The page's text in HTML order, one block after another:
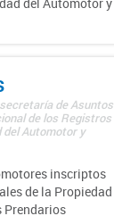
de Asuntos
de los Registros
del Automotor y
inscriptos
de la Propiedad
Prendarios